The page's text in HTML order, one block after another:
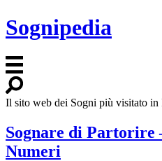
Sognipedia
Il sito web dei Sogni più visitato in
Sognare di Partorire
Numeri